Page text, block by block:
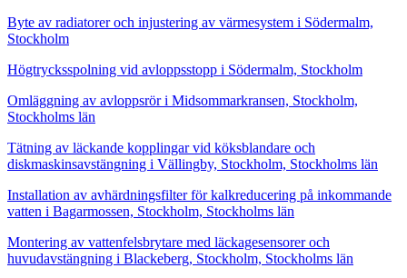
Byte av radiatorer och injustering av värmesystem i Södermalm,
Stockholm
Högtrycksspolning vid avloppsstopp i Södermalm, Stockholm
Omläggning av avloppsrör i Midsommarkransen, Stockholm,
Stockholms län
Tätning av läckande kopplingar vid köksblandare och
diskmaskinsavstängning i Vällingby, Stockholm, Stockholms län
Installation av avhärdningsfilter för kalkreducering på inkommande
vatten i Bagarmossen, Stockholm, Stockholms län
Montering av vattenfelsbrytare med läckagesensorer och
huvudavstängning i Blackeberg, Stockholm, Stockholms län